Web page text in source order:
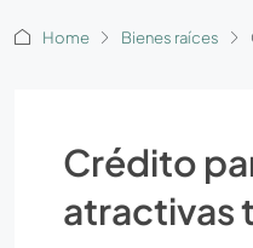
Home Bienes raíces
Crédito
atractivas